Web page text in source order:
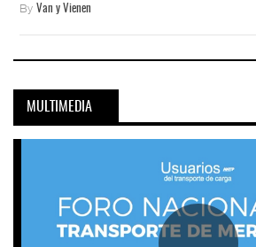
By Van y Vienen
MULTIMEDIA